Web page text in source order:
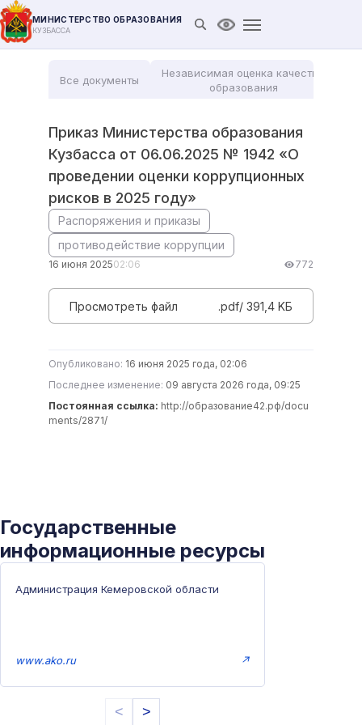
МИНИСТЕРСТВО ОБРАЗОВАНИЯ
КУЗБАССА Открыть поиск
Версия для
Все документы
Независимая оценка качества
образования
Приказ Министерства образования
Кузбасса от 06.06.2025 № 1942 «О
проведении оценки коррупционных
рисков в 2025 году»
Распоряжения и приказы
противодействие коррупции
16 июня 202502:06 772
Просмотреть файл .pdf/ 391,4 KБ
Опубликовано: 16 июня 2025 года, 02:06
Последнее изменение: 09 августа 2026 года, 09:25
Постоянная ссылка: http://образование42.рф/docu
ments/2871/
Государственные
информационные ресурсы
Администрация Кемеровской области
www.ako.ru ↗
< >